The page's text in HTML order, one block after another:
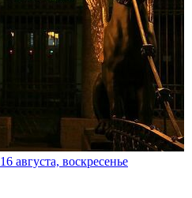
16 августа, воскресенье